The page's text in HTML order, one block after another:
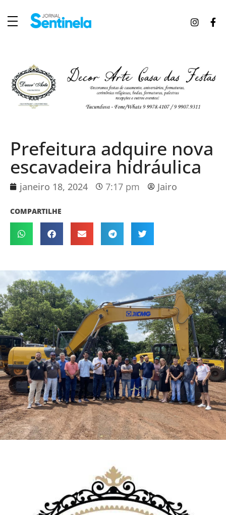
Prefeitura adquire nova
escavadeira hidráulica
janeiro 18, 2024 7:17 pm Jairo
COMPARTILHE